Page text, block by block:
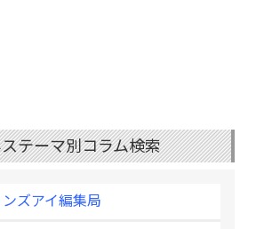
テーマ別コラム検索
ズアイ編集局